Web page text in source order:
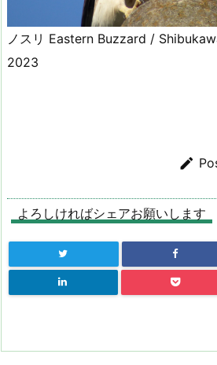
ノスリ Eastern Buzzard /
2023

よろしければシェアお願いします